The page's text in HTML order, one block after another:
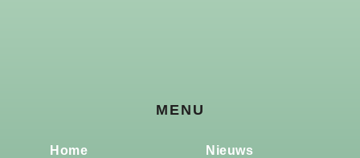
MENU
Home Nieuws